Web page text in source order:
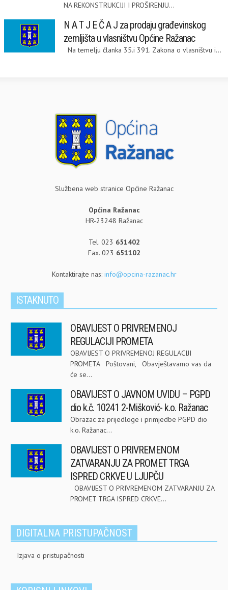
NA REKONSTRUKCIJI I PROŠIRENJU...
N A T J E Č A J za prodaju građevinskog
zemljišta u vlasništvu Općine Ražanac
Na temelju članka 35.i 391. Zakona o vlasništvu i...
Službena web stranice Općine Ražanac
Općina Ražanac
HR-23248 Ražanac
Tel. 023 651402
Fax. 023 651102
Kontaktirajte nas: info@opcina-razanac.hr
ISTAKNUTO
OBAVIJEST O PRIVREMENOJ
REGULACIJI PROMETA
OBAVIJEST O PRIVREMENOJ REGULACIJI
PROMETA Poštovani, Obavještavamo vas da
će se...
OBAVIJEST O JAVNOM UVIDU – PGPD
dio k.č. 10241 2-Mišković- k.o. Ražanac
Obrazac za prijedloge i primjedbe PGPD dio
k.o. Ražanac...
OBAVIJEST O PRIVREMENOM
ZATVARANJU ZA PROMET TRGA
ISPRED CRKVE U LJUPČU
OBAVIJEST O PRIVREMENOM ZATVARANJU ZA
PROMET TRGA ISPRED CRKVE...
DIGITALNA PRISTUPAČNOST
Izjava o pristupačnosti